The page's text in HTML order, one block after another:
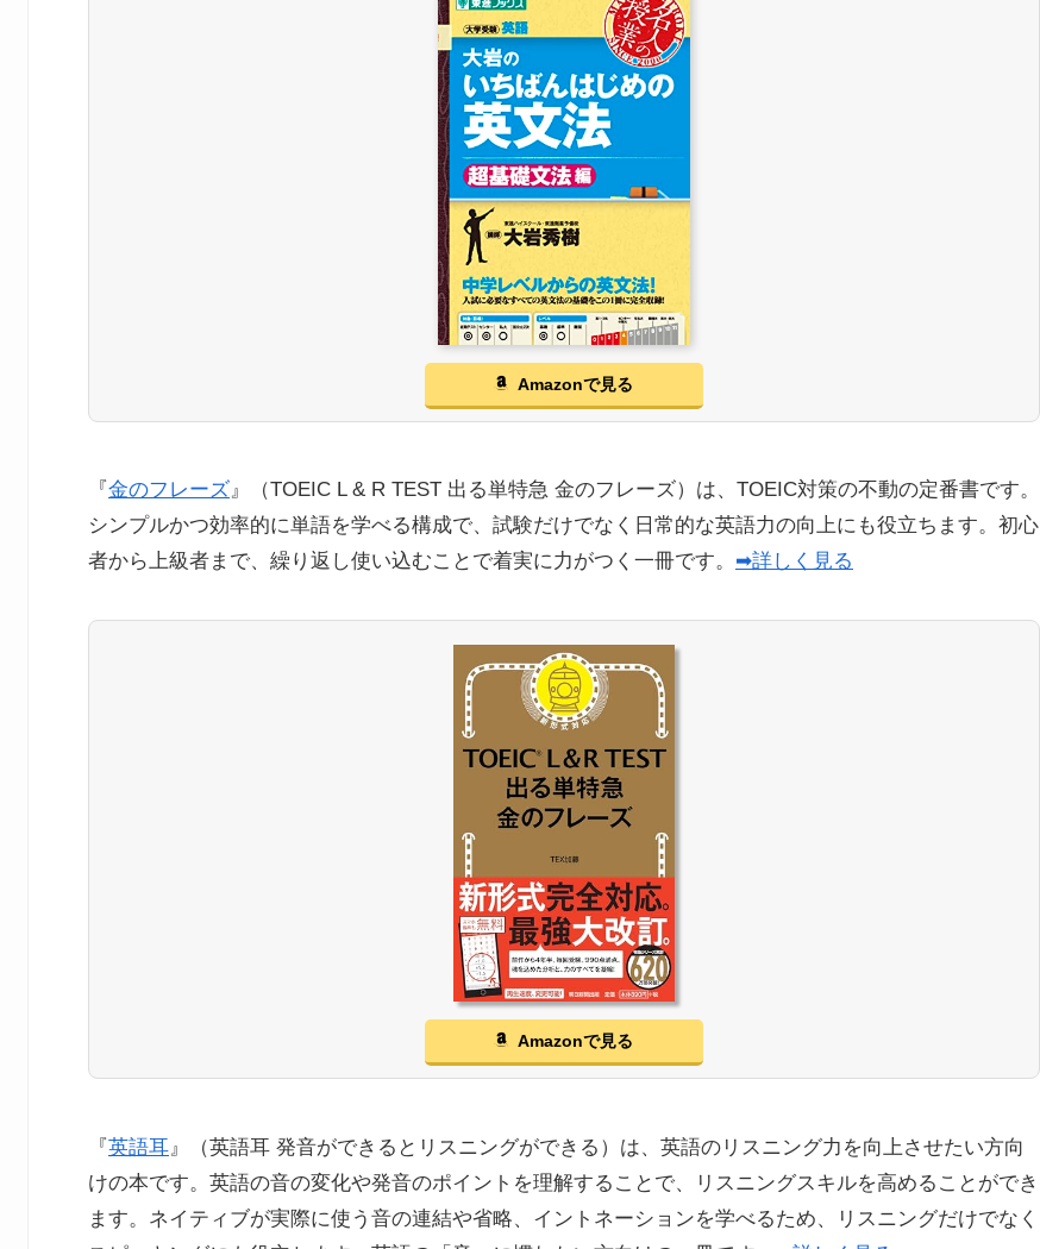
Amazonで見る
『 金のフレーズ』（TOEIC L & R TEST 出る単特急 金のフレーズ）は、TOEIC対策の不動の定番書です。
シンプルかつ効率的に単語を学べる構成で、試験だけでなく日常的な英語力の向上にも役立ちます。初心
者から上級者まで、繰り返し使い込むことで着実に力がつく一冊です。 ➡詳しく見る
Amazonで見る
『英語耳 』（英語耳 発音ができるとリスニングができる）は、英語のリスニング力を向上させたい方向
けの本です。英語の音の変化や発音のポイントを理解することで、リスニングスキルを高めることができ
ます。ネイティブが実際に使う音の連結や省略、イントネーションを学べるため、リスニングだけでなく